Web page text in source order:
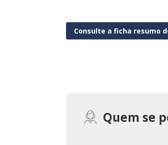
Consulte a ficha resumo
Quem se